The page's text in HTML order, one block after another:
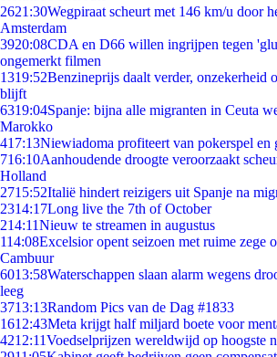
2621:30Wegpiraat scheurt met 146 km/u door
Amsterdam
3920:08CDA en D66 willen ingrijpen tegen
ongemerkt filmen
1319:52Benzineprijs daalt verder, onzekerheid
blijft
6319:04Spanje: bijna alle migranten in Ceuta
Marokko
417:13Niewiadoma profiteert van pokerspel en
716:10Aanhoudende droogte veroorzaakt
Holland
2715:52Italië hindert reizigers uit Spanje na
2314:17Long live the 7th of October
214:11Nieuw te streamen in augustus
114:08Excelsior opent seizoen met ruime zege
Cambuur
6013:58Waterschappen slaan alarm wegens
leeg
3713:13Random Pics van de Dag #1833
1612:43Meta krijgt half miljard boete voor
4212:11Voedselprijzen wereldwijd op hoogste